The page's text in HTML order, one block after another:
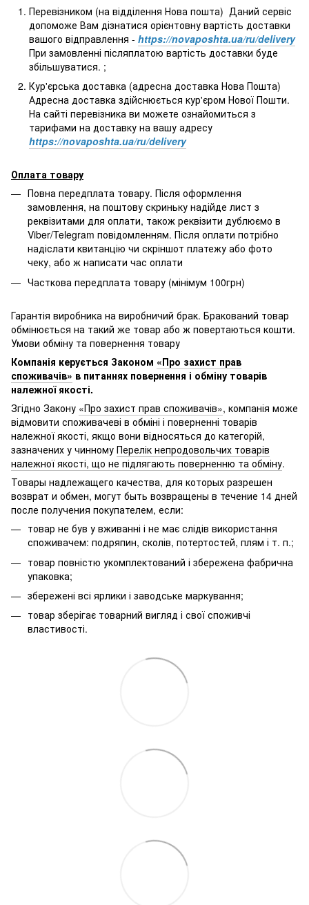
Перевізником (на відділення Нова пошта) Даний сервіс
допоможе Вам дізнатися орієнтовну вартість доставки
вашого відправлення - https://novaposhta.ua/ru/delivery
При замовленні післяплатою вартість доставки буде
збільшуватися. ;
Кур'єрська доставка (адресна доставка Нова Пошта)
Адресна доставка здійснюється кур'єром Нової Пошти.
На сайті перевізника ви можете ознайомиться з
тарифами на доставку на вашу адресу
https://novaposhta.ua/ru/delivery
Оплата товару
Повна передплата товару. Після оформлення
замовлення, на поштову скриньку надійде лист з
реквізитами для оплати, також реквізити дублюємо в
Viber/Telegram повідомленням. Після оплати потрібно
надіслати квитанцію чи скріншот платежу або фото
чеку, або ж написати час оплати
Часткова передплата товару (мінімум 100грн)
Гарантія виробника на виробничий брак. Бракований товар
обмінюється на такий же товар або ж повертаються кошти.
Умови обміну та повернення товару
Компанія керується Законом «Про захист прав
споживачів» в питаннях повернення і обміну товарів
належної якості.
Згідно Закону «Про захист прав споживачів», компанія може
відмовити споживачеві в обміні і поверненні товарів
належної якості, якщо вони відносяться до категорій,
зазначених у чинному Перелік непродовольчих товарів
належної якості, що не підлягають поверненню та обміну.
Товары надлежащего качества, для которых разрешен
возврат и обмен, могут быть возвращены в течение 14 дней
после получения покупателем, если:
товар не був у вживанні і не має слідів використання
споживачем: подряпин, сколів, потертостей, плям і т. п.;
товар повністю укомплектований і збережена фабрична
упаковка;
збережені всі ярлики і заводське маркування;
товар зберігає товарний вигляд і свої споживчі
властивості.